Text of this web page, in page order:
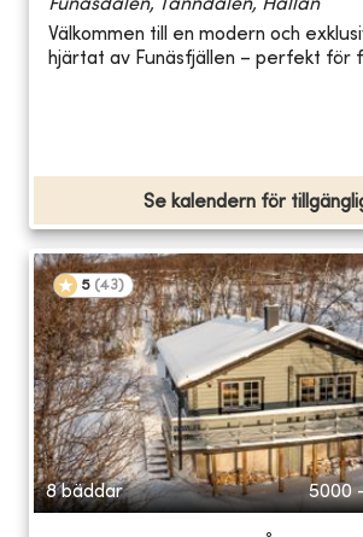
Funäsdalen, Tänndalen, Hållan
Välkommen till en modern och
hjärtat av Funäsfjällen – perfekt för
Se kalendern för
5 (43)
8 bäddar 5000